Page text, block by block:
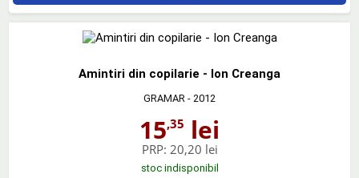
Amintiri din copilarie - Ion Creanga
GRAMAR - 2012
15,35 lei
PRP: 20,20 lei
stoc indisponibil